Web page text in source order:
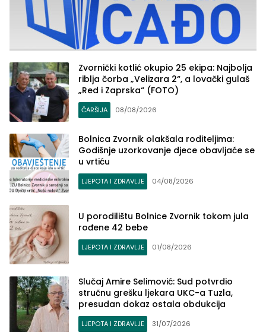
Zvornički kotlić okupio 25 ekipa: Najbolja
riblja čorba „Velizara 2“, a lovački gulaš
„Red i Zaprska“ (FOTO)
ČARŠIJA 08/08/2026
Bolnica Zvornik olakšala roditeljima:
Godišnje uzorkovanje djece obavljaće se
u vrtiću
LJEPOTA I ZDRAVLJE 04/08/2026
U porodilištu Bolnice Zvornik tokom jula
rođene 42 bebe
LJEPOTA I ZDRAVLJE 01/08/2026
Slučaj Amire Selimović: Sud potvrdio
stručnu grešku ljekara UKC-a Tuzla,
presudan dokaz ostala obdukcija
LJEPOTA I ZDRAVLJE 31/07/2026